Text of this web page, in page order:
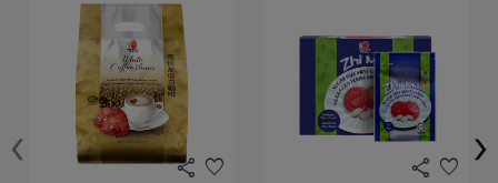
share favorite share favorite
‹ ›